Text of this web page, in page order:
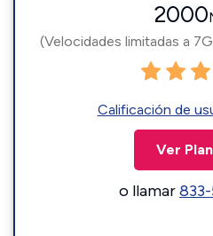
2000
(Velocidades limitadas a
Calificación de
Ver
o llamar